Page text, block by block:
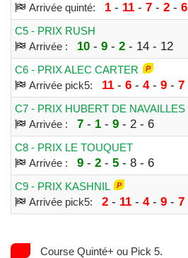
Arrivée quinté:
1- 11- 7- 2- 6
C5 - PRIX RUSH
Arrivée :
10- 9- 2- 14 - 12
C6 - PRIX ALEC CARTER
Arrivée pick5:
11- 6- 4- 9- 7
C7 - PRIX HUBERT DE NAVAILLES
Arrivée :
7- 1- 9- 2 - 6
C8 - PRIX LE TOUQUET
Arrivée :
9- 2- 5- 8 - 6
C9 - PRIX KASHNIL
Arrivée pick5:
2- 11- 4- 9- 7
Course Quinté+ ou Pick 5.